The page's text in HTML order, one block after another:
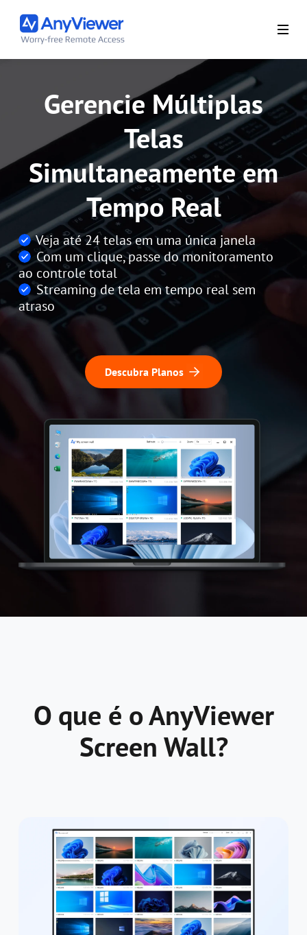
Gerencie Múltiplas
Telas
Simultaneamente em
Tempo Real
Veja até 24 telas em uma única janela
Com um clique, passe do monitoramento
ao controle total
Streaming de tela em tempo real sem
atraso
Descubra Planos
O que é o AnyViewer
Screen Wall?